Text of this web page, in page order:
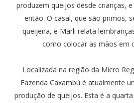
produzem queijos desde crianças,
então. O casal, que são primos,
queijeira, e Marli relata
como colocar as mãos em
Localizada na região da Micro
Fazenda Caxambú é atualmente
produção de queijos. Esta é a